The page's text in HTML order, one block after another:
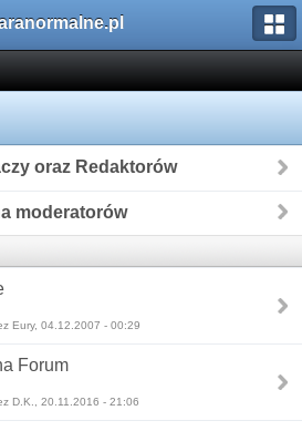
oraz Redaktorów
moderatorów
Eury, 04.12.2007 - 00:29
Forum
D.K., 20.11.2016 - 21:06